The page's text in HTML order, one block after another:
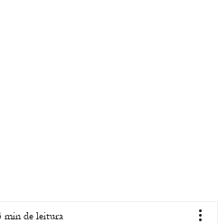
min de leitura